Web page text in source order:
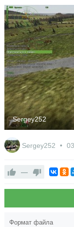
Sergey252
Sergey252
—
Формат файла